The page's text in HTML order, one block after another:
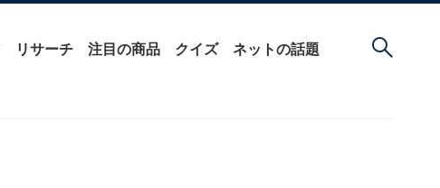
リサーチ 注目の商品 クイズ ネットの話題